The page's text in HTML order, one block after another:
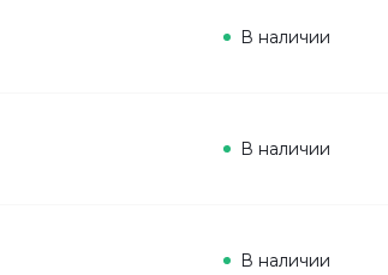
В наличии
В наличии
В наличии